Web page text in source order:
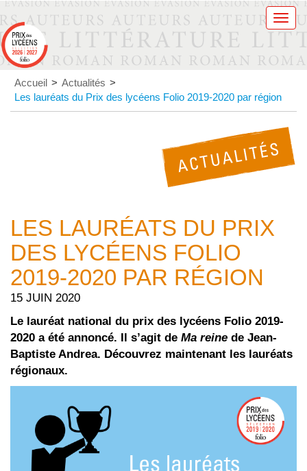
Accueil > Actualités >
Les lauréats du Prix des lycéens Folio 2019-2020 par région
LES LAURÉATS DU PRIX
DES LYCÉENS FOLIO
2019-2020 PAR RÉGION
15 JUIN 2020
Le lauréat national du prix des lycéens Folio 2019-
2020 a été annoncé. Il s’agit de Ma reine de Jean-
Baptiste Andrea. Découvrez maintenant les lauréats
régionaux.